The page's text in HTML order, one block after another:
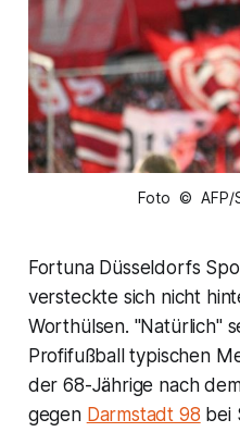
Foto © AFP/
Fortuna Düsseldorfs
versteckte sich nicht
Worthülsen. "Natürlich"
Profifußball typischen
der 68-Jährige nach
gegen Darmstadt 98 bei